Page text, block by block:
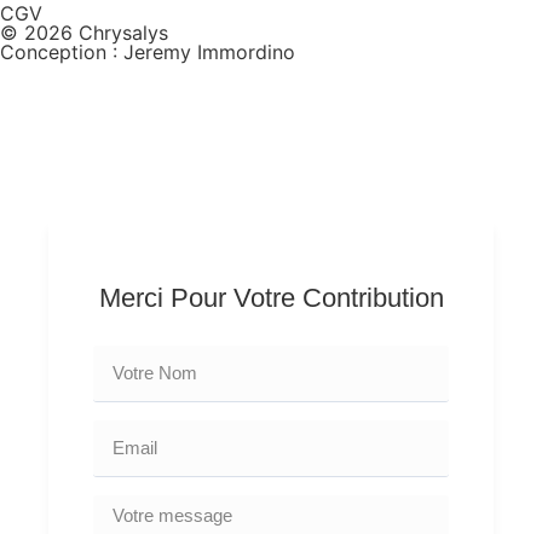
CGV
© 2026 Chrysalys
Conception : Jeremy Immordino
Merci Pour Votre Contribution